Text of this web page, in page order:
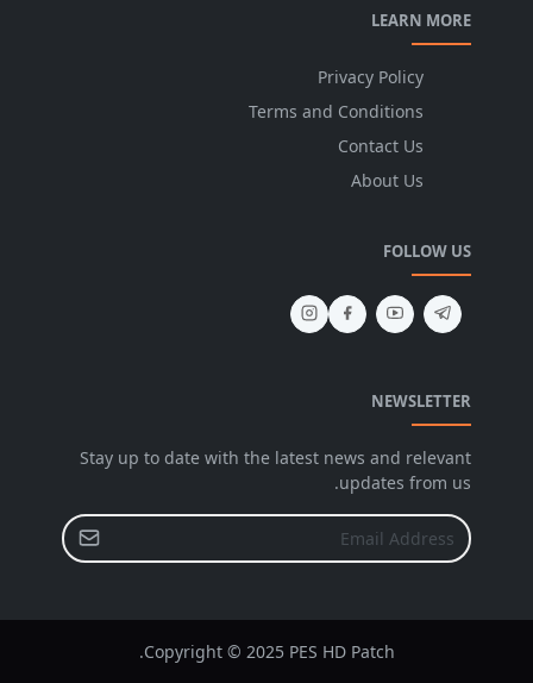
LEARN MORE
Privacy Policy
Terms and Conditions
Contact Us
About Us
FOLLOW US
NEWSLETTER
Stay up to date with the latest news and relevant
updates from us.
Copyright © 2025 PES HD Patch.